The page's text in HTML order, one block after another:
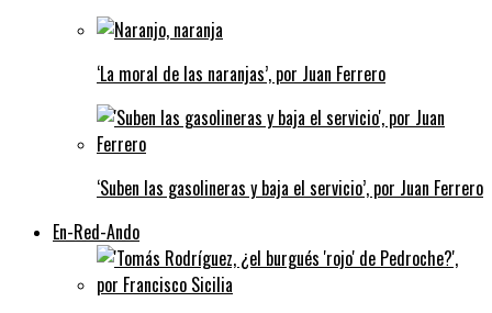
‘La moral de las naranjas’, por Juan Ferrero
‘Suben las gasolineras y baja el servicio’, por Juan Ferrero
En-Red-Ando